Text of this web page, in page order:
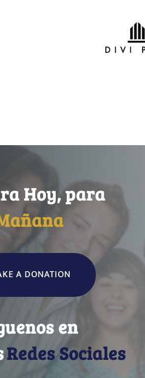
Hoy, para
A DONATION
en
Redes Sociales